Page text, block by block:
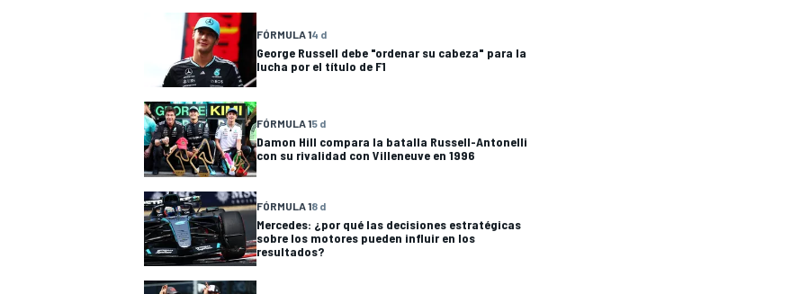
NASCAR CUP
FÓRMULA 14 d
George Russell debe "ordenar su cabeza" para la
lucha por el título de F1
FÓRMULA 15 d
Damon Hill compara la batalla Russell-Antonelli
con su rivalidad con Villeneuve en 1996
FÓRMULA 18 d
Mercedes: ¿por qué las decisiones estratégicas
sobre los motores pueden influir en los
resultados?